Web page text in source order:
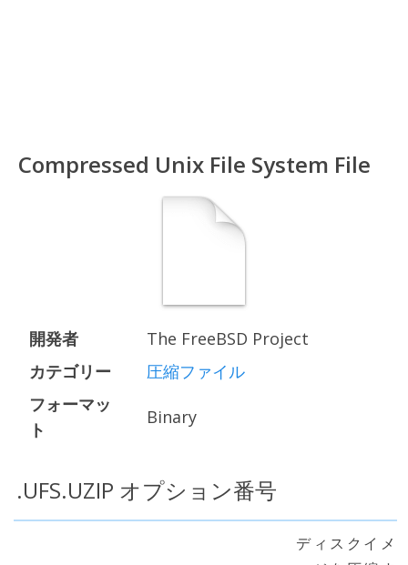
Compressed Unix File System File
開発者
The FreeBSD Project
カテゴリー
圧縮ファイル
フォーマッ
ト
Binary
.UFS.UZIP オプション番号
ディスクイメ